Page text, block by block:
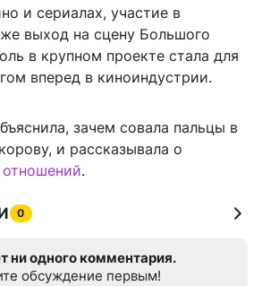
и сериалах, участие в
выход на сцену Большого
в крупном проекте стала для
вперед в киноиндустрии.
зачем совала пальцы в
и рассказывала о
.
0
ни одного комментария.
обсуждение первым!